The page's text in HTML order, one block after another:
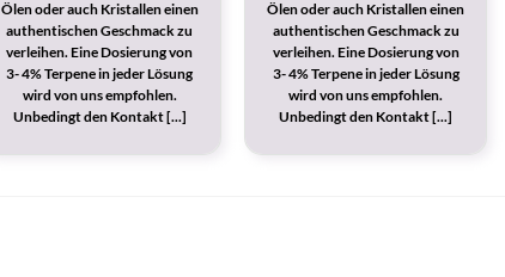
Ölen oder auch Kristallen einen
authentischen Geschmack zu
verleihen. Eine Dosierung von
3- 4% Terpene in jeder Lösung
wird von uns empfohlen.
Unbedingt den Kontakt [...]
Ölen oder auch Kristallen einen
authentischen Geschmack zu
verleihen. Eine Dosierung von
3- 4% Terpene in jeder Lösung
wird von uns empfohlen.
Unbedingt den Kontakt [...]